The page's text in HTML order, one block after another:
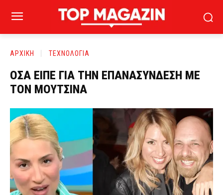
ΑΡΧΙΚΗ ΤΕΧΝΟΛΟΓΙΑ
ΟΣΑ ΕΙΠΕ ΓΙΑ ΤΗΝ ΕΠΑΝΑΣΥΝΔΕΣΗ ΜΕ
ΤΟΝ ΜΟΥΤΣΙΝΑ